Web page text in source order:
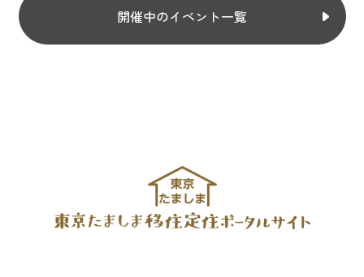
開催中のイベント一覧